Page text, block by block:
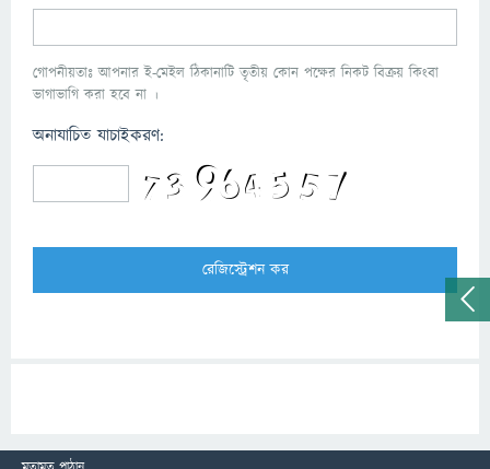
গোপনীয়তাঃ আপনার ই-মেইল ঠিকানাটি তৃতীয় কোন পক্ষের নিকট বিক্রয় কিংবা
ভাগাভাগি করা হবে না ।
অনাযাচিত যাচাইকরণ: